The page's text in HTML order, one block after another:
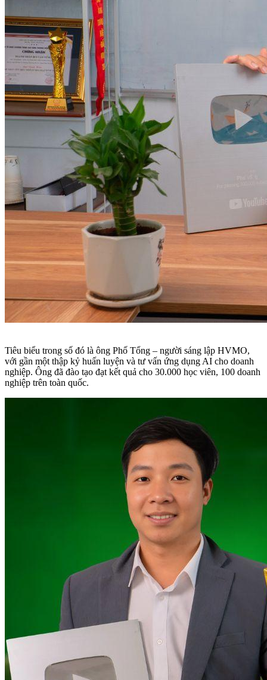
Tiêu biểu trong số đó là ông Phố Tổng – người sáng lập HVMO,
với gần một thập kỷ huấn luyện và tư vấn ứng dụng AI cho doanh
nghiệp. Ông đã đào tạo đạt kết quả cho 30.000 học viên, 100 doanh
nghiệp trên toàn quốc.